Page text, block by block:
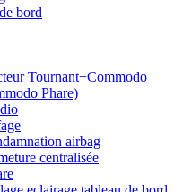
bord
Tournant+Commodo
Phare)
airbag
centralisée